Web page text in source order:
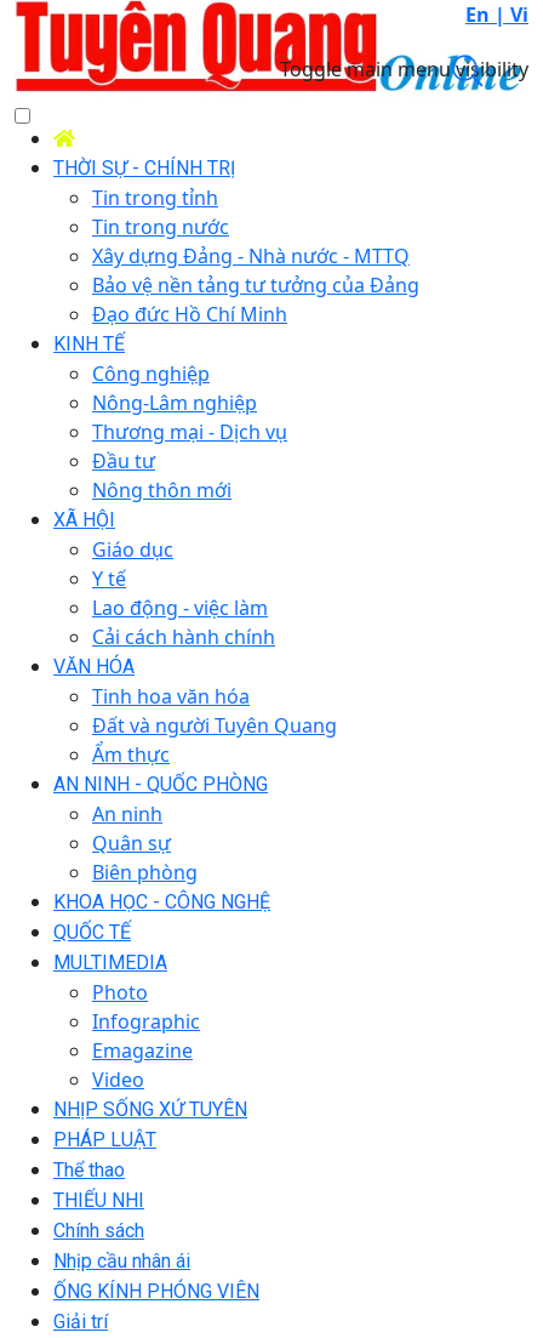
En | Vi
Toggle main menu visibility
THỜI SỰ - CHÍNH TRỊ
Tin trong tỉnh
Tin trong nước
Xây dựng Đảng - Nhà nước - MTTQ
Bảo vệ nền tảng tư tưởng của Đảng
Đạo đức Hồ Chí Minh
KINH TẾ
Công nghiệp
Nông-Lâm nghiệp
Thương mại - Dịch vụ
Đầu tư
Nông thôn mới
XÃ HỘI
Giáo dục
Y tế
Lao động - việc làm
Cải cách hành chính
VĂN HÓA
Tinh hoa văn hóa
Đất và người Tuyên Quang
Ẩm thực
AN NINH - QUỐC PHÒNG
An ninh
Quân sự
Biên phòng
KHOA HỌC - CÔNG NGHỆ
QUỐC TẾ
MULTIMEDIA
Photo
Infographic
Emagazine
Video
NHỊP SỐNG XỨ TUYÊN
PHÁP LUẬT
Thể thao
THIẾU NHI
Chính sách
Nhịp cầu nhân ái
ỐNG KÍNH PHÓNG VIÊN
Giải trí